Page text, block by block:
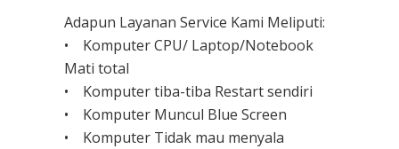
Adapun Layanan Service Kami Meliputi:
• Komputer CPU/ Laptop/Notebook
Mati total
• Komputer tiba-tiba Restart sendiri
• Komputer Muncul Blue Screen
• Komputer Tidak mau menyala